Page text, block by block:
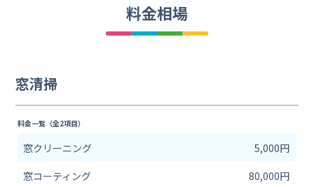
料金相場
窓清掃
料金一覧（全2項目）
窓クリーニング
5,000円
窓コーティング
80,000円